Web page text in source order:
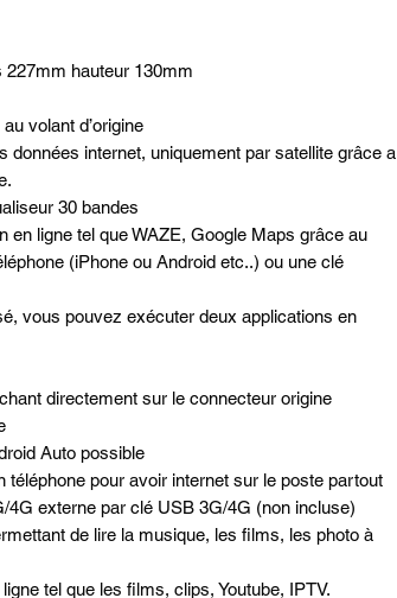
hauteur 130mm
volant d’origine
données internet, uniquement par satellite grâce a
30 bandes
en ligne tel que WAZE, Google Maps grâce au
(iPhone ou Android etc..) ou une clé
vous pouvez exécuter deux applications en
directement sur le connecteur origine
Auto possible
pour avoir internet sur le poste partout
4G externe par clé USB 3G/4G (non incluse)
de lire la musique, les films, les photo à
tel que les films, clips, Youtube, IPTV.